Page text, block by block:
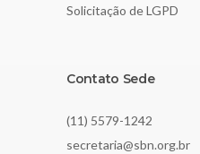
Solicitação de LGPD
Contato Sede
(11) 5579-1242
secretaria@sbn.org.br